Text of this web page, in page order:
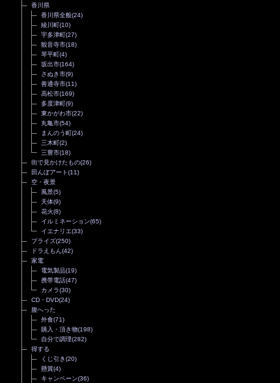
香川県
香川県全般(24)
綾川町(10)
宇多津町(27)
観音寺市(18)
琴平町(4)
坂出市(164)
さぬき市(9)
善通寺市(11)
高松市(169)
多度津町(9)
東かがわ市(22)
丸亀市(54)
まんのう町(24)
三木町(2)
三豊市(18)
街で見かけたもの(26)
田んぼアート(11)
空・夜景
風景(5)
天体(9)
花火(8)
イルミネーション(65)
イエナリエ(33)
プライズ(250)
ドラえもん(42)
家電
電気製品(19)
携帯電話(47)
カメラ(30)
CD・DVD(24)
腹へった
外食(71)
購入・頂き物(198)
自分で調理(282)
得する
くじ引き(20)
懸賞(4)
キャンペーン(36)